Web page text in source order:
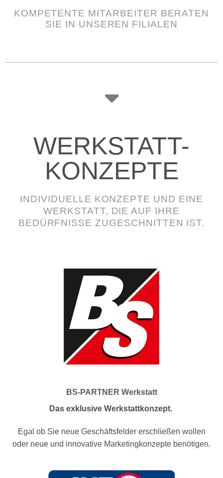
KOMPETENTE MITARBEITER BERATEN
SIE IN UNSEREN FILIALEN
WERKSTATT-
KONZEPTE
INDIVIDUELLE KONZEPTE UND EINE
WERKSTATT, DIE AUF IHRE
BEDÜRFNISSE ZUGESCHNITTEN IST.
BS-PARTNER Werkstatt
Das exklusive Werkstattkonzept.
Egal ob Sie neue Geschäftsfelder erschließen wollen
oder neue und innovative Marketingkonzepte benötigen.